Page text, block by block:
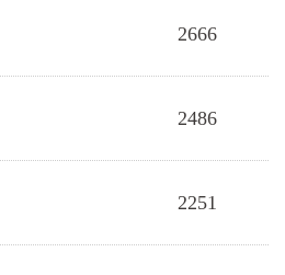
2666
2486
2251